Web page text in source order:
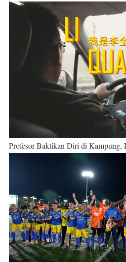
Profesor Baktikan Diri di Kampung,